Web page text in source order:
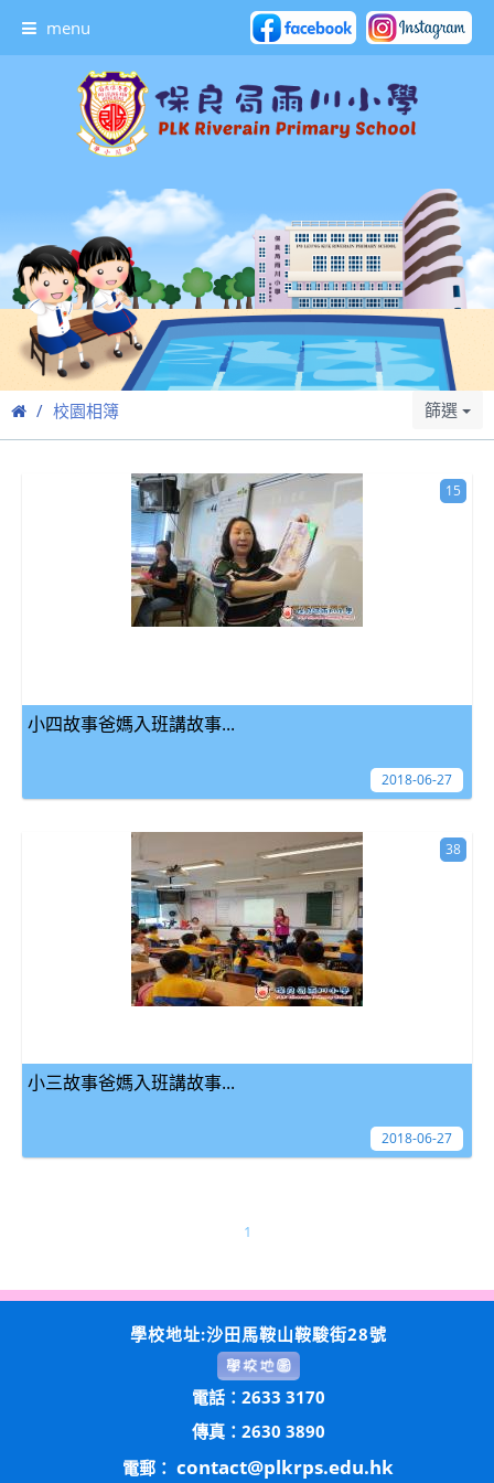
menu
校園相簿 篩選
小四故事爸媽入班講故事...
15
2018-06-27
小三故事爸媽入班講故事...
38
2018-06-27
1
學校地址:沙田馬鞍山鞍駿街28號
電話：2633 3170
傳真：2630 3890
電郵： contact@plkrps.edu.hk